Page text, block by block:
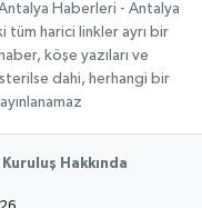
Haberleri - Antalya
tüm harici linkler ayrı bir
köşe yazıları ve
dahi, herhangi bir
Kuruluş Hakkında